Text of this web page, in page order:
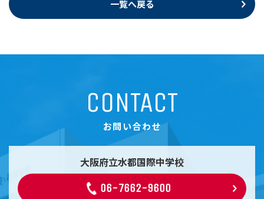
一覧へ戻る
CONTACT
お問い合わせ
大阪府立水都国際中学校
06-7662-9600